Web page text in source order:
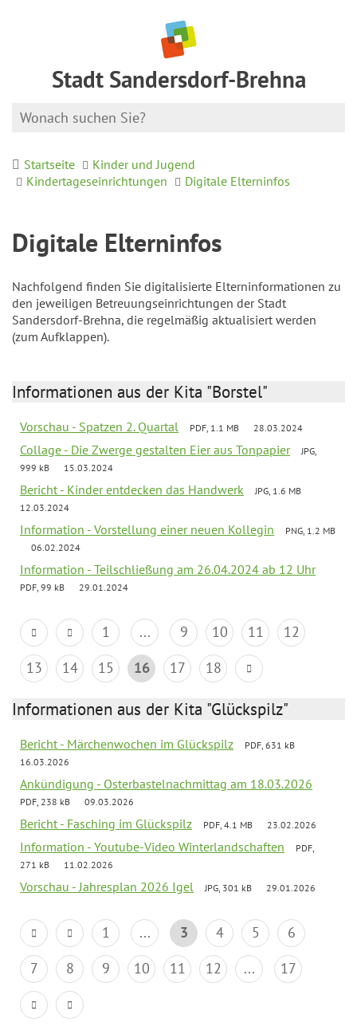
Stadt Sandersdorf-Brehna
Startseite
Kinder und Jugend
Kindertageseinrichtungen
Digitale Elterninfos
Digitale Elterninfos
Nachfolgend finden Sie digitalisierte Elterninformationen zu
den jeweiligen Betreuungseinrichtungen der Stadt
Sandersdorf-Brehna, die regelmäßig aktualisiert werden
(zum Aufklappen).
Informationen aus der Kita "Borstel"
Vorschau - Spatzen 2. Quartal PDF, 1.1 MB 28.03.2024
Collage - Die Zwerge gestalten Eier aus Tonpapier
JPG,
999 kB
15.03.2024
Bericht - Kinder entdecken das Handwerk
JPG, 1.6 MB
12.03.2024
Information - Vorstellung einer neuen Kollegin
PNG, 1.2 MB
06.02.2024
Information - Teilschließung am 26.04.2024 ab 12 Uhr
PDF, 99 kB 29.01.2024
1 ... 9 10 11
12
13
14 15 16 17 18
Informationen aus der Kita "Glückspilz"
Bericht - Märchenwochen im Glückspilz
PDF, 631 kB
16.03.2026
Ankündigung - Osterbastelnachmittag am 18.03.2026
PDF, 238 kB 09.03.2026
Bericht - Fasching im Glückspilz PDF, 4.1 MB 23.02.2026
Information - Youtube-Video Winterlandschaften
PDF,
271 kB
11.02.2026
Vorschau - Jahresplan 2026 Igel JPG, 301 kB 29.01.2026
1 ... 3 4 5
6
7
8 9 10 11 12 ... 17